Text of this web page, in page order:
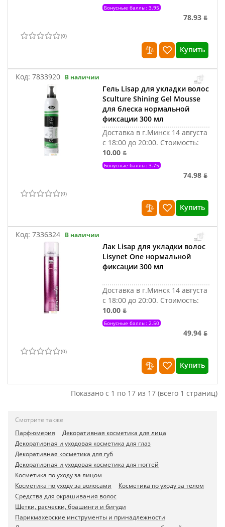
Бонусные баллы: 3.95
78.93 ƃ
(0)
Купить
Код: 7833920 В наличии
Гель Lisap для укладки волос
Sculture Shining Gel Mousse
для блеска нормальной
фиксации 300 мл
Доставка в г.Минск 14 августа
с 18:00 до 20:00. Стоимость:
10.00 ƃ
Бонусные баллы: 3.75
74.98 ƃ
(0)
Купить
Код: 7336324 В наличии
Лак Lisap для укладки волос
Lisynet One нормальной
фиксации 300 мл
Доставка в г.Минск 14 августа
с 18:00 до 20:00. Стоимость:
10.00 ƃ
Бонусные баллы: 2.50
49.94 ƃ
(0)
Купить
Показано с 1 по 17 из 17 (всего 1 страниц)
Смотрите также
Парфюмерия
Декоративная косметика для лица
Декоративная и уходовая косметика для глаз
Декоративная косметика для губ
Декоративная и уходовая косметика для ногтей
Косметика по уходу за лицом
Косметика по уходу за волосами
Косметика по уходу за телом
Средства для окрашивания волос
Щетки, расчески, брашинги и бигуди
Парикмахерские инструменты и принадлежности